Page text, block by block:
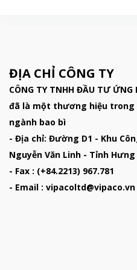
ĐỊA CHỈ CÔNG TY
CÔNG TY TNHH ĐẦU TƯ ỨNG
đã là một thương hiệu
ngành bao bì
- Địa chỉ: Đường D1 - Khu
Nguyễn Văn Linh - Tỉnh Hưng
- Fax : (+84.2213) 967.781
- Email : vipacoltd@vipaco.vn